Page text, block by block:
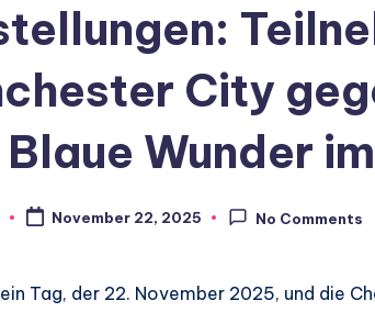
City
Wunder
November 22, 2025 No Comments
Tag, der 22. November 2025, und die